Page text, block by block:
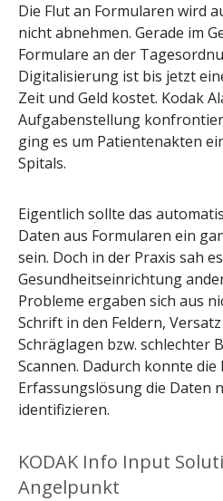
Die Flut an Formularen wird
nicht abnehmen. Gerade im
Formulare an der
Digitalisierung ist bis jetzt
Zeit und Geld kostet. Kodak
Aufgabenstellung
ging es um Patientenakten
Spitals.
Eigentlich sollte das
Daten aus Formularen ein
sein. Doch in der Praxis sah
Gesundheitseinrichtung
Probleme ergaben sich aus
Schrift in den Feldern,
Schräglagen bzw. schlechter
Scannen. Dadurch konnte die
Erfassungslösung die Daten
identifizieren.
KODAK Info Input
Angelpunkt